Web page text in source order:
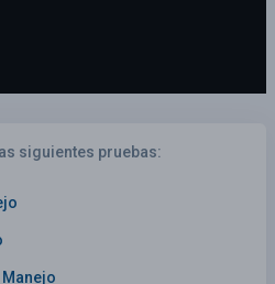
siguientes pruebas: